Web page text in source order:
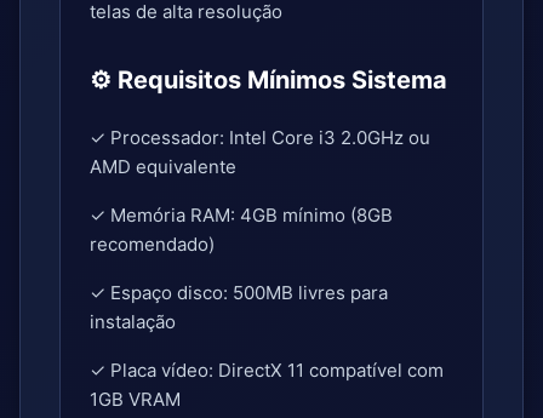
telas de alta resolução
⚙️ Requisitos Mínimos Sistema
✓ Processador: Intel Core i3 2.0GHz ou
AMD equivalente
✓ Memória RAM: 4GB mínimo (8GB
recomendado)
✓ Espaço disco: 500MB livres para
instalação
✓ Placa vídeo: DirectX 11 compatível com
1GB VRAM